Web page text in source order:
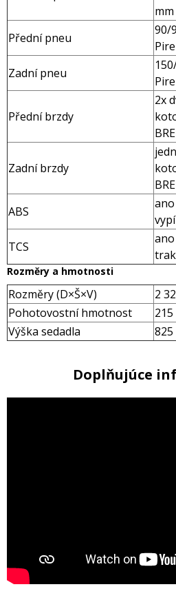
mm
Přední pneu
90/
Zadní pneu
Přední brzdy
2x
Zadní brzdy
ABS
TCS
Rozměry a hmotnosti
Rozměry (D×Š×V)
2
Pohotovostní hmotnost
Výška sedadla
825
Doplňujúce